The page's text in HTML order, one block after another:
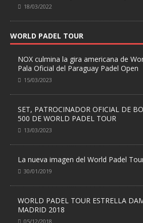
18/03/2022
WORLD PADEL TOUR
NOX culmina la gira americana de
Pala Oficial del Paraguay Padel Open
15/03/2023
SET, PATROCINADOR OFICIAL DE
500 DE WORLD PADEL TOUR
13/03/2023
La nueva imagen del World Padel
30/01/2019
WORLD PADEL TOUR ESTRELLA
MADRID 2018
05/12/2018